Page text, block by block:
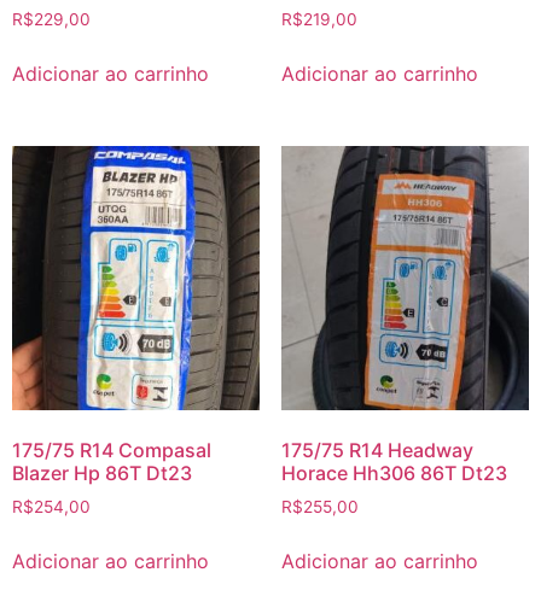
R$229,00
Adicionar ao carrinho
R$219,00
Adicionar ao carrinho
175/75 R14 Compasal
Blazer Hp 86T Dt23
R$254,00
Adicionar ao carrinho
175/75 R14 Headway
Horace Hh306 86T Dt23
R$255,00
Adicionar ao carrinho